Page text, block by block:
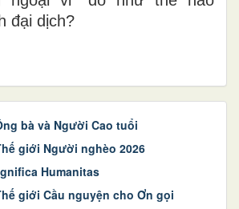
đại dịch?
bà và Người Cao tuổi
giới Người nghèo 2026
Humanitas
giới Cầu nguyện cho Ơn gọi